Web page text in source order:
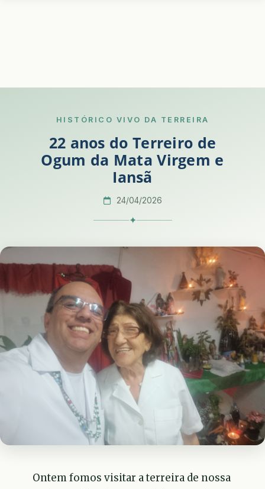
HISTÓRICO VIVO DA TERREIRA
22 anos do Terreiro de
Ogum da Mata Virgem e
Iansã
24/04/2026
✦
Ontem fomos visitar a terreira de nossa